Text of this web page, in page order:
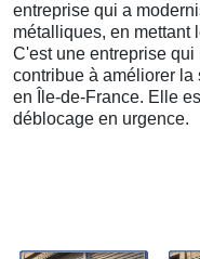
entreprise qui a
métalliques, en mettant
C'est une entreprise
contribue à améliorer
en Île-de-France. Elle
déblocage en urgence.